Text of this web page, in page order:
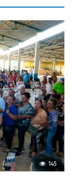
145